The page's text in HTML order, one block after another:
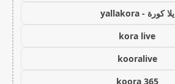
يلا كورة - yallakora
kora live
kooralive
koora 365